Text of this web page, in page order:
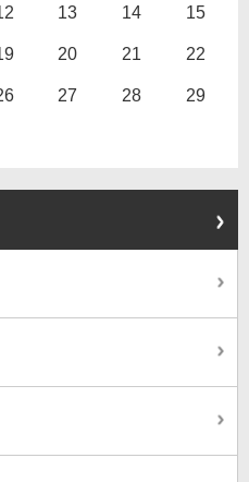
13 14 15
20 21 22
27 28 29